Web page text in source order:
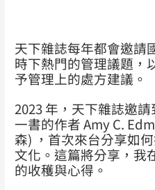
天下雜誌每年都會邀請
時下熱門的管理議題，
予管理上的處方建議。
2023 年，天下雜誌邀請
一書的作者 Amy C.
森) ，首次來台分享如
文化。這篇將分享，我
的收穫與心得。